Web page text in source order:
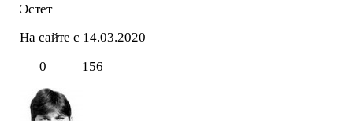
Эстет
На сайте с 14.03.2020
0
156